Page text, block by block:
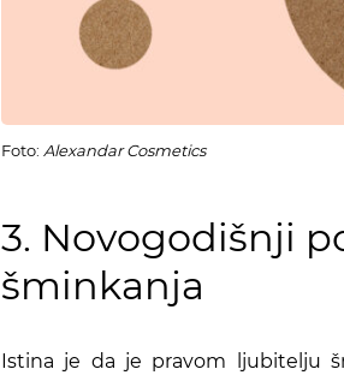
Foto: Alexandar Cosmetics
3. Novogodišnji
šminkanja
Istina je da je pravom ljubitelju